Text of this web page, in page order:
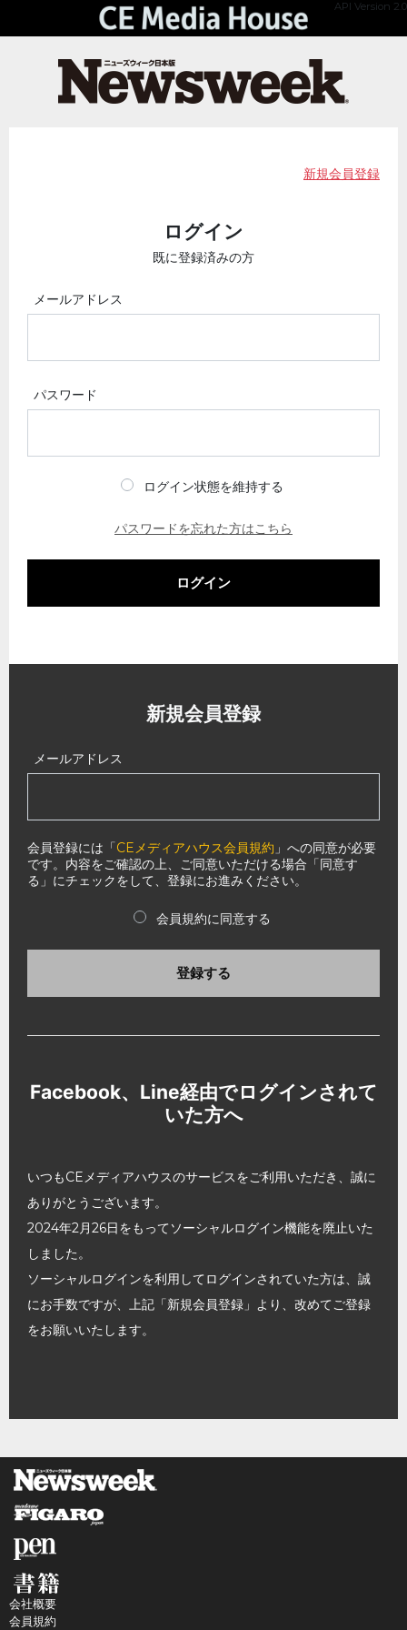
API Version 2.0
新規会員登録
ログイン
既に登録済みの方
メールアドレス
パスワード
ログイン状態を維持する
パスワードを忘れた方はこちら
ログイン
新規会員登録
メールアドレス
会員登録には「CEメディアハウス会員規約 」への同意が必要
です。内容をご確認の上、ご同意いただける場合「同意す
る」にチェックをして、登録にお進みください。
会員規約に同意する
登録する
Facebook、Line経由でログインされて
いた方へ
いつもCEメディアハウスのサービスをご利用いただき、誠に
ありがとうございます。
2024年2月26日をもってソーシャルログイン機能を廃止いた
しました。
ソーシャルログインを利用してログインされていた方は、誠
にお手数ですが、上記「新規会員登録」より、改めてご登録
をお願いいたします。
会社概要
会員規約